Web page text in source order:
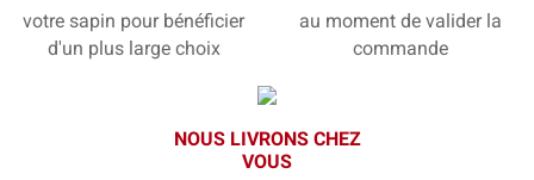
votre sapin pour bénéficier
d'un plus large choix
au moment de valider la
commande
NOUS LIVRONS CHEZ
VOUS